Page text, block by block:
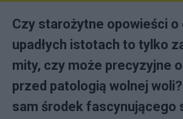
Czy starożytne opowieści o
upadłych istotach to tylko
mity, czy może precyzyjne
przed patologią wolnej
sam środek fascynującego